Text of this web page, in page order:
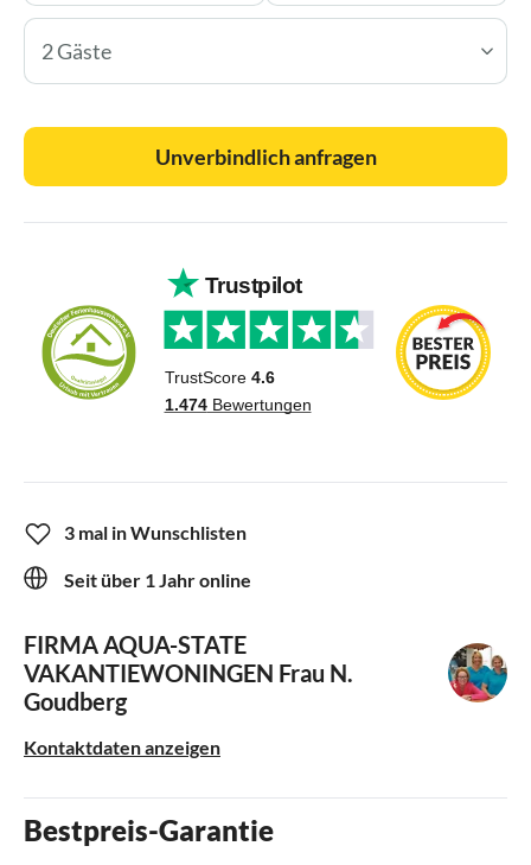
2 Gäste
Unverbindlich anfragen
3 mal in Wunschlisten
Seit über 1 Jahr online
FIRMA AQUA-STATE
VAKANTIEWONINGEN Frau N.
Goudberg
Kontaktdaten anzeigen
Bestpreis-Garantie